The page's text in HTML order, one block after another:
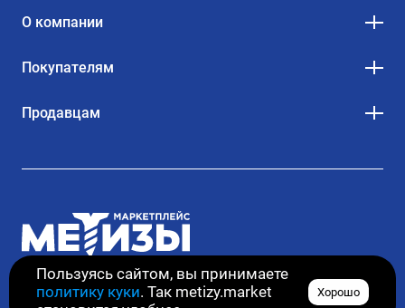
Пользуясь сайтом, вы принимаете
политику куки. Так metizy.market
Хорошо
О компании
Покупателям
Продавцам